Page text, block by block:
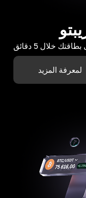
خلال 5 دقائق
لمعرفة المزيد